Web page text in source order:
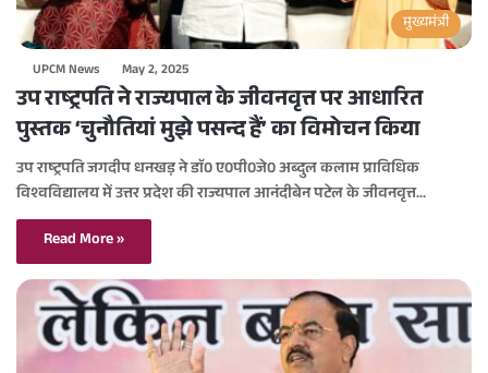
मुख्यमंत्री
UPCM News May 2, 2025
उप राष्ट्रपति ने राज्यपाल के जीवनवृत्त पर आधारित
पुस्तक ‘चुनौतियां मुझे पसन्द हैं’ का विमोचन किया
उप राष्ट्रपति जगदीप धनखड़ ने डाॅ0 ए0पी0जे0 अब्दुल कलाम प्राविधिक
विश्वविद्यालय में उत्तर प्रदेश की राज्यपाल आनंदीबेन पटेल के जीवनवृत्त…
Read More »